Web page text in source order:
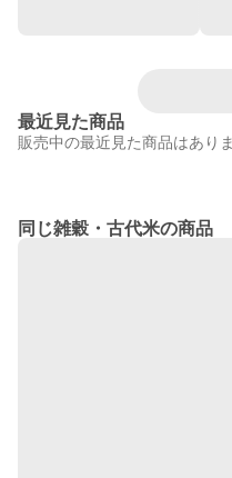
最近見た商品
販売中の最近見た商品はありま
同じ雑穀・古代米の商品